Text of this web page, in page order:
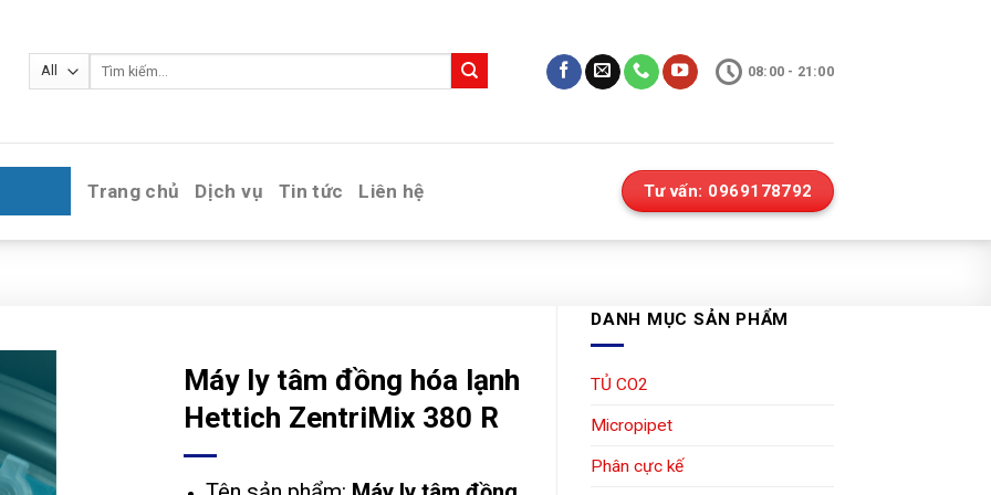
Tìm
08:00 - 21:00
Trang chủ Dịch vụ Tin tức Liên hệ Tư vấn: 0969178792
DANH MỤC SẢN PHẨM
TỦ CO2
Micropipet
Phân cực kế
Máy ly tâm đồng hóa lạnh
Hettich ZentriMix 380 R